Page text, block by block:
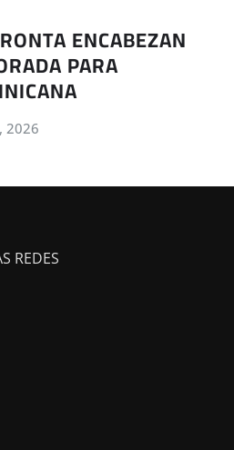
ENCABEZAN
PARA
2026
REDES